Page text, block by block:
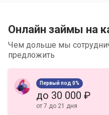
Онлайн займы на
Чем дольше мы
предложить
Первый под 0%
до 30 000 ₽
от 7 до 21 дня